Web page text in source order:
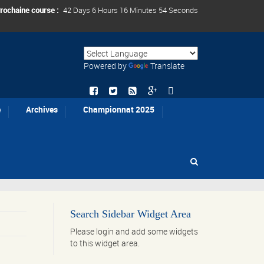
course : 42 Days 6 Hours 16 Minutes 53 Seconds
Powered by Translate
Archives Championnat 2025
Search Sidebar Widget Area
Please login and add some widgets
to this widget area.